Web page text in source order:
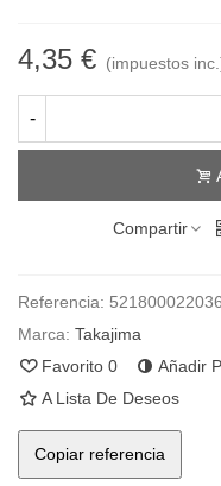
4,35 € (impuestos
-
Compartir
Referencia: 521800022036
Marca: Takajima
Favorito 0 Añadir
A Lista De Deseos
Copiar referencia